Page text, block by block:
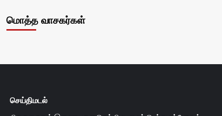
மொத்த வாசகர்கள்
செய்திமடல்